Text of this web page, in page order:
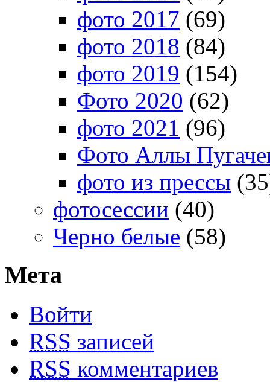
фото 2017 (69)
фото 2018 (84)
фото 2019 (154)
Фото 2020 (62)
фото 2021 (96)
Фото Аллы
фото из прессы
фотосессии (40)
Черно белые (58)
Мета
Войти
RSS записей
RSS комментариев